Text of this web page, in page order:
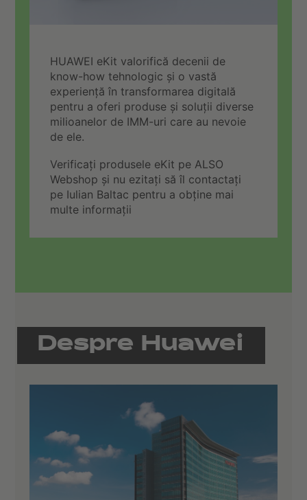
HUAWEI eKit valorifică decenii de
know-how tehnologic și o vastă
experiență în transformarea digitală
pentru a oferi produse și soluții diverse
milioanelor de IMM-uri care au nevoie
de ele.
Verificați produsele eKit pe ALSO
Webshop și nu ezitați să îl contactați
pe Iulian Baltac pentru a obține mai
multe informații
Despre Huawei